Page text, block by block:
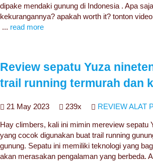
dipake mendaki gunung di Indonesia . Apa
kekurangannya? apakah worth it? tonton
... read more
Review sepatu Yuza
trail running termurah dan
21 May 2023 239x REVIEW ALAT
Hay climbers, kali ini mimin mereview sepatu
yang cocok digunakan buat trail running
gunung. Sepatu ini memiliki teknologi yang
akan merasakan pengalaman yang berbeda.